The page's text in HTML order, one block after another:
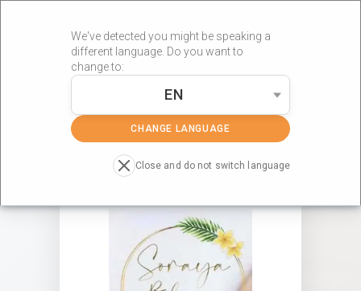
We've detected you might be speaking a
different language. Do you want to
change to:
EN
CHANGE LANGUAGE
Close and do not switch language
»